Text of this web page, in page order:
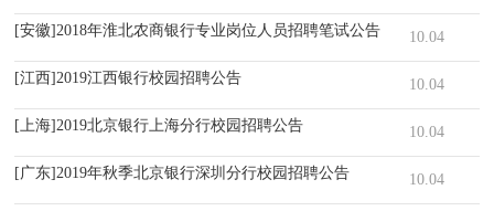
[安徽]2018年淮北农商银行专业岗位人员招聘笔试公告 10.04
[江西]2019江西银行校园招聘公告 10.04
[上海]2019北京银行上海分行校园招聘公告 10.04
[广东]2019年秋季北京银行深圳分行校园招聘公告 10.04